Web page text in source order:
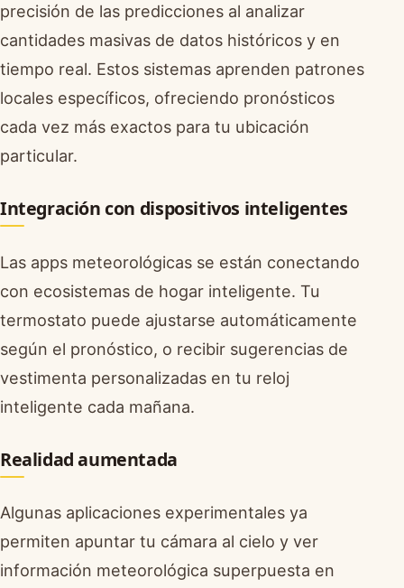
precisión de las predicciones al analizar
cantidades masivas de datos históricos y en
tiempo real. Estos sistemas aprenden patrones
locales específicos, ofreciendo pronósticos
cada vez más exactos para tu ubicación
particular.
Integración con dispositivos inteligentes
Las apps meteorológicas se están conectando
con ecosistemas de hogar inteligente. Tu
termostato puede ajustarse automáticamente
según el pronóstico, o recibir sugerencias de
vestimenta personalizadas en tu reloj
inteligente cada mañana.
Realidad aumentada
Algunas aplicaciones experimentales ya
permiten apuntar tu cámara al cielo y ver
información meteorológica superpuesta en